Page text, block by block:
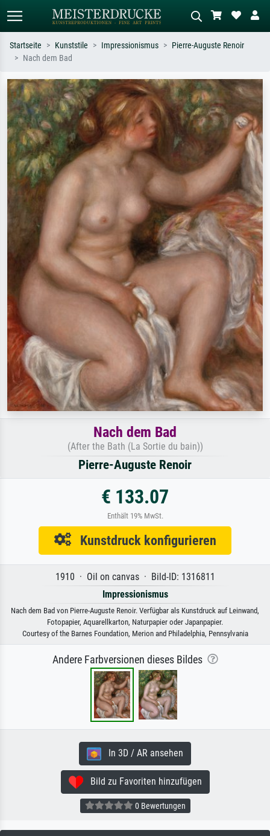
Suchen Sie nach Künstlern, Werktiteln
oder Stilen – z.B. Monet,
Sternennacht, Impressionismus, Welle
Hokusai, Akt.
Beschreiben Sie die Szene – z.B. Grüne
Wiese, Abstrakt mit viel Rot, Dunkles
Ölgemälde, Stehender Akt neben einem
Baum.
Startseite Kunststile Impressionismus
Pierre-Auguste Renoir
Nach dem Bad
Nach dem Bad
(After the Bath (La Sortie du bain))
Pierre-Auguste Renoir
€ 133.07
Enthält 19% MwSt.
Kunstdruck konfigurieren
1910 · Oil on canvas · Bild-ID: 1316811
Impressionismus
Nach dem Bad von Pierre-Auguste Renoir. Verfügbar als Kunstdruck auf Leinwand,
Fotopapier, Aquarellkarton, Naturpapier oder Japanpapier.
Courtesy of the Barnes Foundation, Merion and Philadelphia, Pennsylvania
Andere Farbversionen dieses Bildes
In 3D / AR ansehen
Bild zu Favoriten hinzufügen
0 Bewertungen